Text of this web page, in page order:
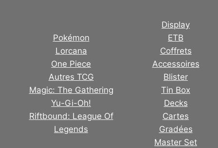
Pokémon
Lorcana
One Piece
Autres TCG
Magic: The Gathering
Yu-Gi-Oh!
Riftbound: League Of
Legends
Display
ETB
Coffrets
Accessoires
Blister
Tin Box
Decks
Cartes
Gradées
Master Set